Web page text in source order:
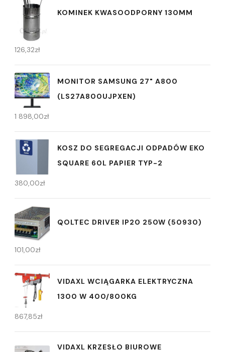
KOMINEK KWASOODPORNY 130MM
126,32zł
MONITOR SAMSUNG 27" A800
(LS27A800UJPXEN)
1 898,00zł
KOSZ DO SEGREGACJI ODPADÓW EKO
SQUARE 60L PAPIER TYP-2
380,00zł
QOLTEC DRIVER IP20 250W (50930)
101,00zł
VIDAXL WCIĄGARKA ELEKTRYCZNA
1300 W 400/800KG
867,85zł
VIDAXL KRZESŁO BIUROWE